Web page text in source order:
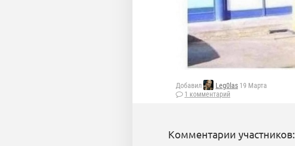
Добавил Leg0las 19 Марта
1 комментарий
Комментарии участников: